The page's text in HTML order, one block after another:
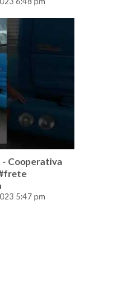
- Cooperativa
5:47 pm